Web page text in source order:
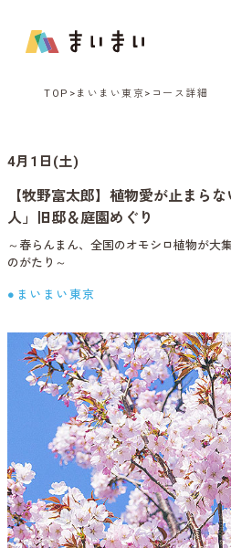
TOP まいまい東京 コース詳細
4月1日(土)
【牧野富太郎】植物愛が止まら
人」旧邸＆庭園めぐり
～春らんまん、全国のオモシロ植物が大
のがたり～
●まいまい東京